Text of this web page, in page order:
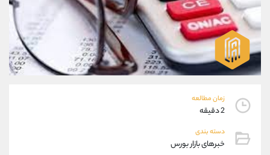
زمان مطالعه
2 دقیقه
دسته بندی
خبرهای بازار بورس
09304891085
واتساپ
تلگرام @Armteam_admin_103
داخلی 103
موبایل
واتساپ
تلگرام
داخلی